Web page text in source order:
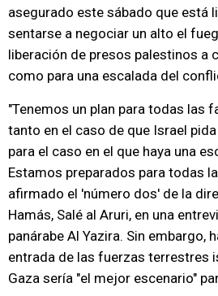
asegurado este sábado que está
sentarse a negociar un alto el
liberación de presos palestinos a
como para una escalada del
"Tenemos un plan para todas las
tanto en el caso de que Israel
para el caso en el que haya una
Estamos preparados para todas
afirmado el 'número dos' de la
Hamás, Salé al Aruri, en una
panárabe Al Yazira. Sin embargo,
entrada de las fuerzas terrestres
Gaza sería "el mejor escenario"